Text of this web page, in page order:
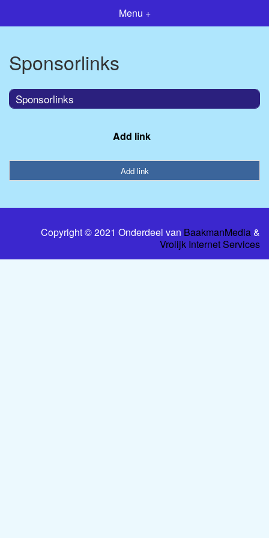
Menu +
Sponsorlinks
Sponsorlinks
Add link
Add link
Copyright © 2021 Onderdeel van BaakmanMedia&
Vrolijk Internet Services